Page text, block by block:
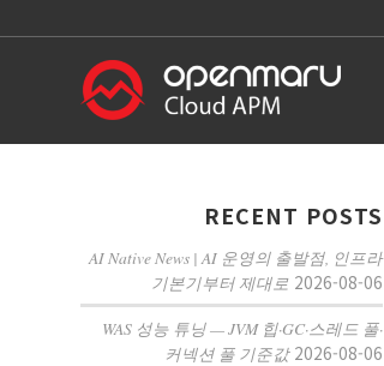
RECENT POSTS
AI Native News | AI 운영의 출발점, 인프라
기본기부터 제대로 2026-08-06
WAS 성능 튜닝 — JVM 힙·GC·스레드 풀·
커넥션 풀 기준값 2026-08-06